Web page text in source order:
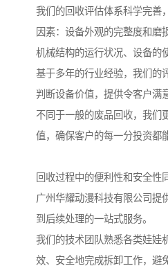
我们的回收评估体系科学完善
因素：设备外观的完整度和磨
机械结构的运行状况、设备的
基于多年的行业经验，我们的
判断设备价值，提供令客户满
不同于一般的废品回收，我们
值，确保客户的每一分投资都
回收过程中的便利性和安全性
广州华耀动漫科技有限公司提
到后续处理的一站式服务。
我们的技术团队熟悉各类娃娃
效、安全地完成拆卸工作，避